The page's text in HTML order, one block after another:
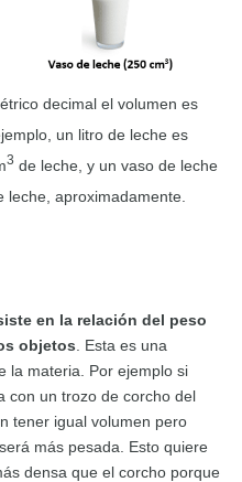
decimal el volumen es
un litro de leche es
3 de leche, y un vaso de leche
leche, aproximadamente.
en la relación del peso
objetos . Esta es una
la materia. Por ejemplo si
con un trozo de corcho del
tener igual volumen pero
más pesada. Esto quiere
densa que el corcho porque